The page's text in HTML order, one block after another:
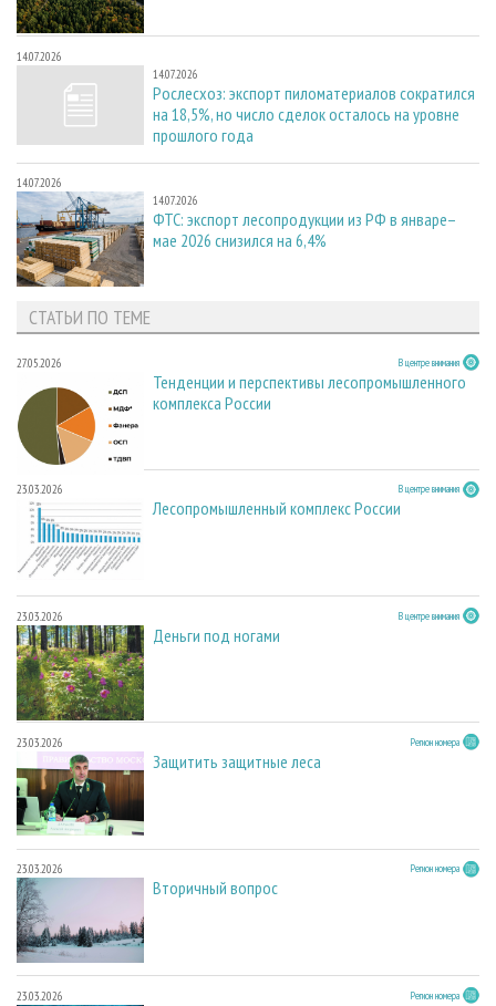
14.07.2026
14.07.2026
Рослесхоз: экспорт пиломатериалов сократился
на 18,5%, но число сделок осталось на уровне
прошлого года
14.07.2026
14.07.2026
ФТС: экспорт лесопродукции из РФ в январе–
мае 2026 снизился на 6,4%
СТАТЬИ ПО ТЕМЕ
27.05.2026 В центре внимания
Тенденции и перспективы лесопромышленного
комплекса России
23.03.2026 В центре внимания
Лесопромышленный комплекс России
23.03.2026 В центре внимания
Деньги под ногами
23.03.2026 Регион номера
Защитить защитные леса
23.03.2026 Регион номера
Вторичный вопрос
23.03.2026 Регион номера